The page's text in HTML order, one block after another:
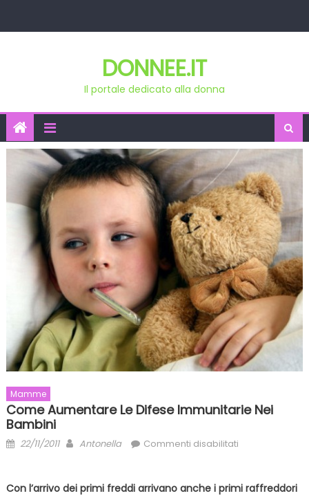
DONNEE.IT
Il portale dedicato alla donna
Mamme
Come Aumentare Le Difese Immunitarie Nei
Bambini
Posted
22/11/2011 Author
Antonella Commenti disabilitatisu
le
Con l’arrivo dei primi freddi arrivano anche i primi raffreddori